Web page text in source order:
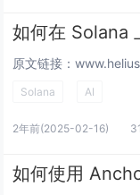
如何在 Solana
Solana AI
2年前(2025-02-16)
如何使用